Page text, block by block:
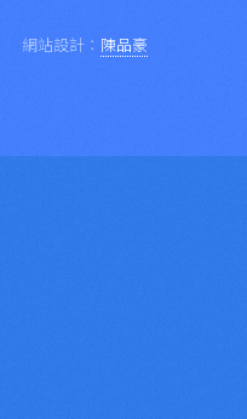
網站設計： 陳品豪